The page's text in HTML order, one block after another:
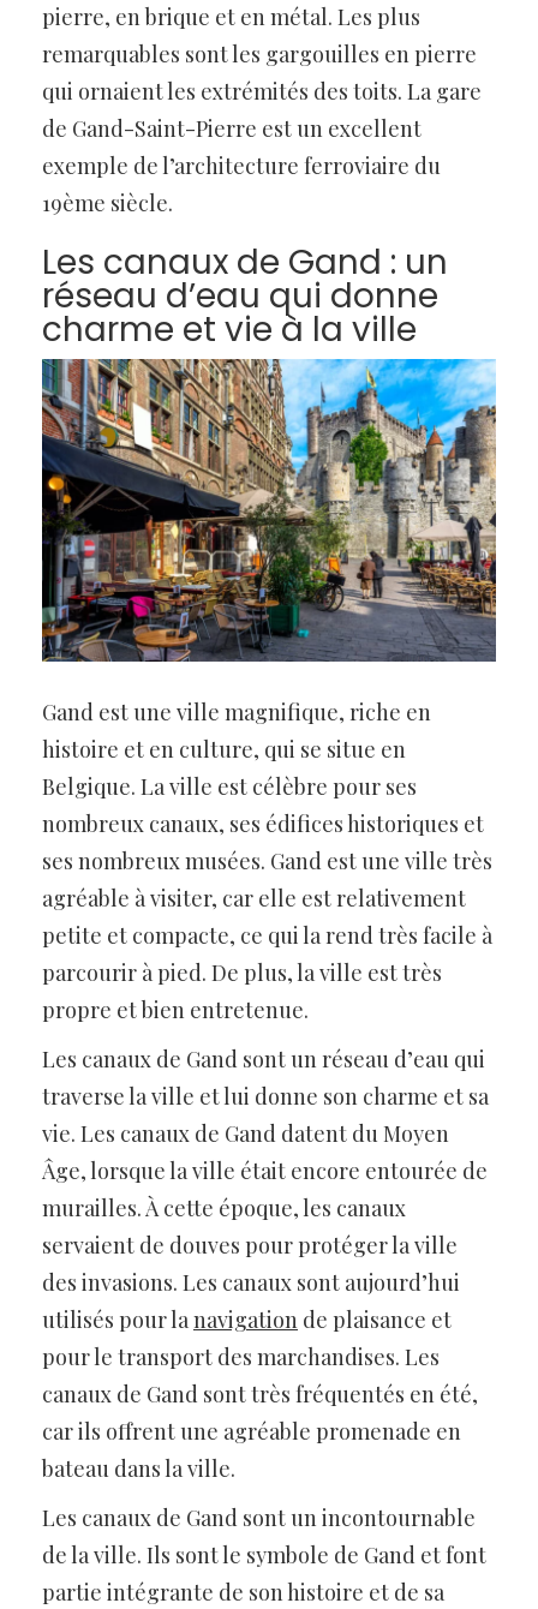
pierre, en brique et en métal. Les plus
remarquables sont les gargouilles en pierre
qui ornaient les extrémités des toits. La gare
de Gand-Saint-Pierre est un excellent
exemple de l’architecture ferroviaire du
19ème siècle.
Les canaux de Gand : un
réseau d’eau qui donne
charme et vie à la ville
Gand est une ville magnifique, riche en
histoire et en culture, qui se situe en
Belgique. La ville est célèbre pour ses
nombreux canaux, ses édifices historiques et
ses nombreux musées. Gand est une ville très
agréable à visiter, car elle est relativement
petite et compacte, ce qui la rend très facile à
parcourir à pied. De plus, la ville est très
propre et bien entretenue.
Les canaux de Gand sont un réseau d’eau qui
traverse la ville et lui donne son charme et sa
vie. Les canaux de Gand datent du Moyen
Âge, lorsque la ville était encore entourée de
murailles. À cette époque, les canaux
servaient de douves pour protéger la ville
des invasions. Les canaux sont aujourd’hui
utilisés pour la navigation de plaisance et
pour le transport des marchandises. Les
canaux de Gand sont très fréquentés en été,
car ils offrent une agréable promenade en
bateau dans la ville.
Les canaux de Gand sont un incontournable
de la ville. Ils sont le symbole de Gand et font
partie intégrante de son histoire et de sa